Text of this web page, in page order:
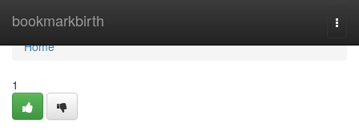
bookmarkbirth
Home
Home
1